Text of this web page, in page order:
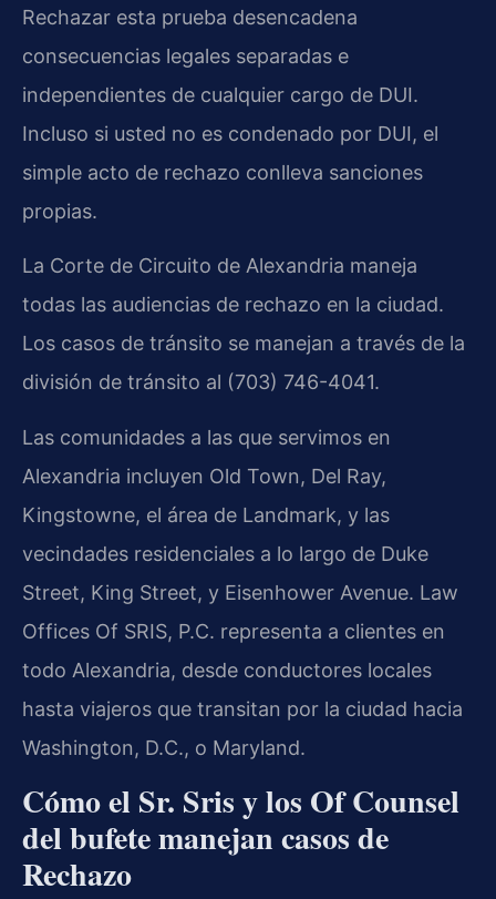
Rechazar esta prueba desencadena
consecuencias legales separadas e
independientes de cualquier cargo de DUI.
Incluso si usted no es condenado por DUI, el
simple acto de rechazo conlleva sanciones
propias.
La Corte de Circuito de Alexandria maneja
todas las audiencias de rechazo en la ciudad.
Los casos de tránsito se manejan a través de la
división de tránsito al (703) 746-4041.
Las comunidades a las que servimos en
Alexandria incluyen Old Town, Del Ray,
Kingstowne, el área de Landmark, y las
vecindades residenciales a lo largo de Duke
Street, King Street, y Eisenhower Avenue. Law
Offices Of SRIS, P.C. representa a clientes en
todo Alexandria, desde conductores locales
hasta viajeros que transitan por la ciudad hacia
Washington, D.C., o Maryland.
Cómo el Sr. Sris y los Of Counsel
del bufete manejan casos de
Rechazo